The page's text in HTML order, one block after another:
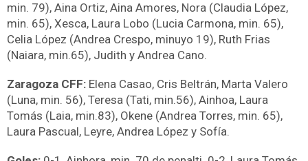
min. 79), Aina Ortiz, Aina Amores, Nora (Claudia López,
min. 65), Xesca, Laura Lobo (Lucia Carmona, min. 65),
Celia López (Andrea Crespo, minuyo 19), Ruth Frias
(Naiara, min.65), Judith y Andrea Cano.
Zaragoza CFF: Elena Casao, Cris Beltrán, Marta Valero
(Luna, min. 56), Teresa (Tati, min.56), Ainhoa, Laura
Tomás (Laia, min.83), Okene (Andrea Torres, min. 65),
Laura Pascual, Leyre, Andrea López y Sofía.